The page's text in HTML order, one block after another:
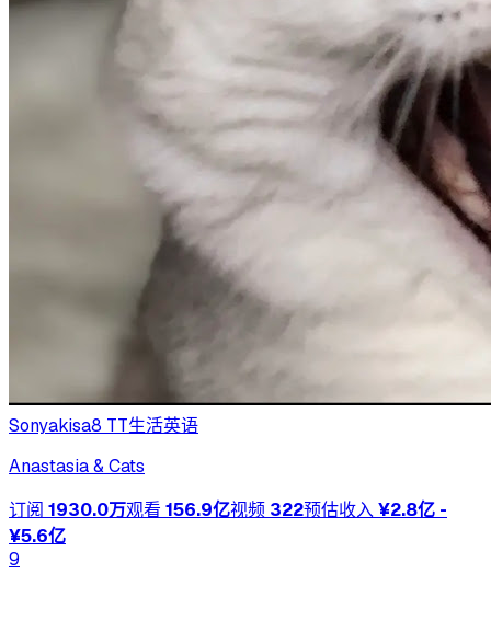
Sonyakisa8 TT生活英语
Anastasia & Cats
订阅 1930.0万观看 156.9亿视频 322预估收入¥2.8亿 -
¥5.6亿
9